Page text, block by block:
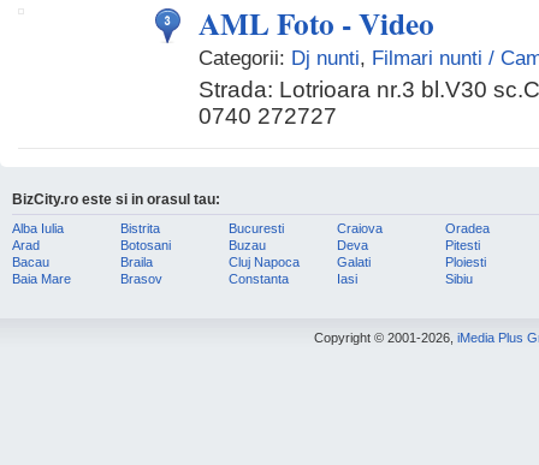
AML Foto - Video
Categorii: Dj nunti, Filmari nunti /
Strada: Lotrioara nr.3 bl.V30
0740 272727
BizCity.ro este si in orasul tau:
Alba Iulia
Arad
Bacau
Baia Mare
Bistrita
Botosani
Braila
Brasov
Bucuresti
Buzau
Cluj Napoca
Constanta
Craiova
Deva
Galati
Iasi
Oradea
Pitesti
Ploiesti
Sibiu
Copyright © 2001-2026, iMedia Plus